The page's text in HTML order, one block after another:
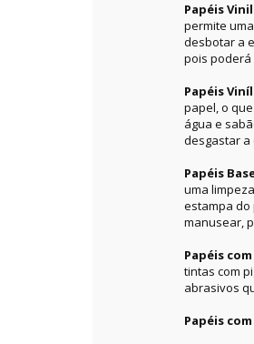
Papéis
permite
desbotar a
pois poderá
Papéis
papel, o
água e
desgastar a
Papéis
uma
estampa do
manusear,
Papéis
tintas com
abrasivos
Papéis